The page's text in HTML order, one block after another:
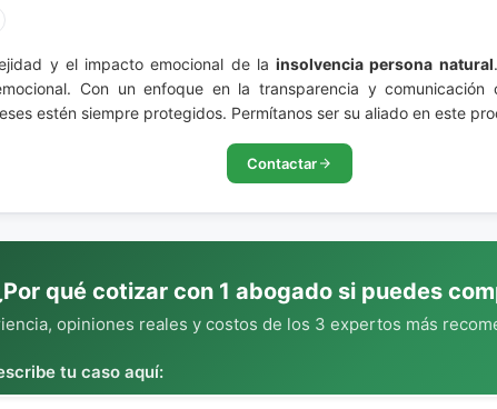
y el impacto emocional de la insolvencia persona natural
Con un enfoque en la transparencia y
estén siempre protegidos. Permítanos ser su aliado en este
Contactar
qué cotizar con 1 abogado si puedes
opiniones reales y costos de los 3 expertos más
tu caso aquí: